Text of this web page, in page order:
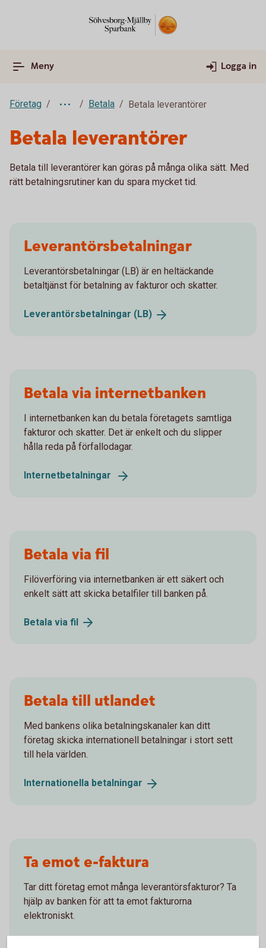
Meny Logga in
Företag Betala Betala leverantörer
Betala leverantörer
Betala till leverantörer kan göras på många olika sätt. Med
rätt betalningsrutiner kan du spara mycket tid.
Leverantörs­betalningar
Leverantörsbetalningar (LB) är en heltäckande
betaltjänst för betalning av fakturor och skatter.
Leverantörsbetalningar (LB)
Betala via internetbanken
I internetbanken kan du betala företagets samtliga
fakturor och skatter. Det är enkelt och du slipper
hålla reda på förfallodagar.
Internetbetalningar
Betala via fil
Filöverföring via internetbanken är ett säkert och
enkelt sätt att skicka betalfiler till banken på.
Betala via fil
Betala till utlandet
Med bankens olika betalningskanaler kan ditt
företag skicka internationell betalningar i stort sett
till hela världen.
Internationella betalningar
Ta emot e-faktura
Tar ditt företag emot många leverantörsfakturor? Ta
hjälp av banken för att ta emot fakturorna
elektroniskt.